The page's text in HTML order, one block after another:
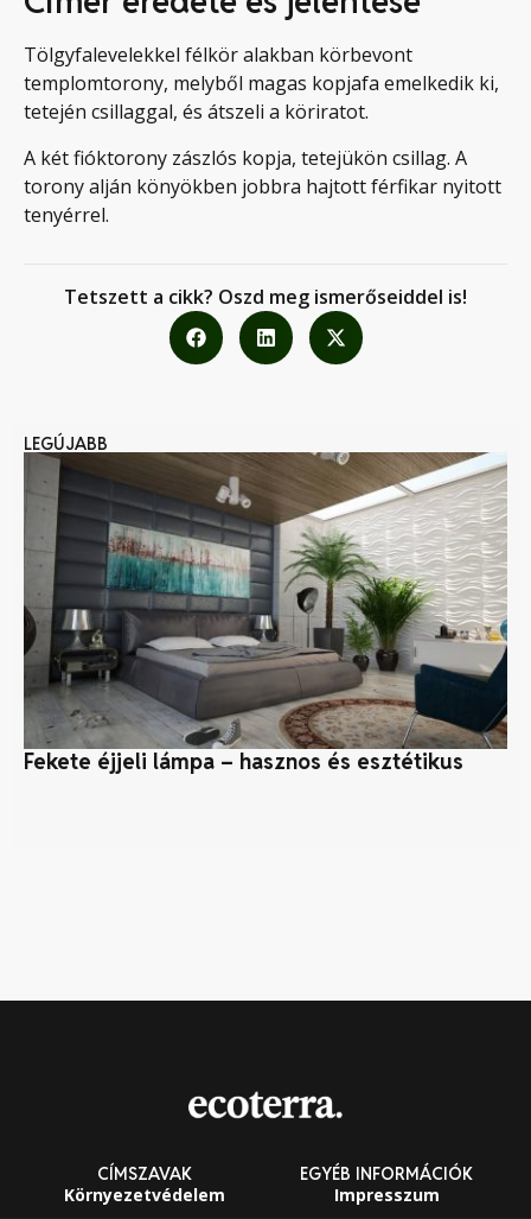
Tölgyfalevelekkel félkör alakban körbevont
templomtorony, melyből magas kopjafa emelkedik ki,
tetején csillaggal, és átszeli a köriratot.
A két fióktorony zászlós kopja, tetejükön csillag. A
torony alján könyökben jobbra hajtott férfikar nyitott
tenyérrel.
Tetszett a cikk? Oszd meg ismerőseiddel is!
LEGÚJABB
Fekete éjjeli lámpa – hasznos és esztétikus
CÍMSZAVAK
Környezetvédelem
EGYÉB INFORMÁCIÓK
Impresszum